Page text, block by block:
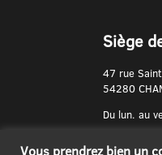
Siège
47 rue
54280
Du lun. au
Vous prendrez bien un